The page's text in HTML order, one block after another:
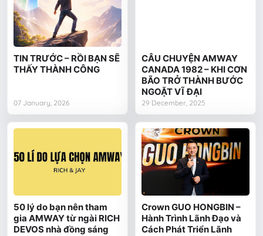
TIN TRƯỚC – RỒI BẠN SẼ
THẤY THÀNH CÔNG
07 January, 2026
CÂU CHUYỆN AMWAY
CANADA 1982 – KHI CƠN
BÃO TRỞ THÀNH BƯỚC
NGOẶT VĨ ĐẠI
29 December, 2025
50 lý do bạn nên tham
gia AMWAY từ ngài RICH
DEVOS nhà đồng sáng
Crown GUO HONGBIN –
Hành Trình Lãnh Đạo và
Cách Phát Triển Lãnh